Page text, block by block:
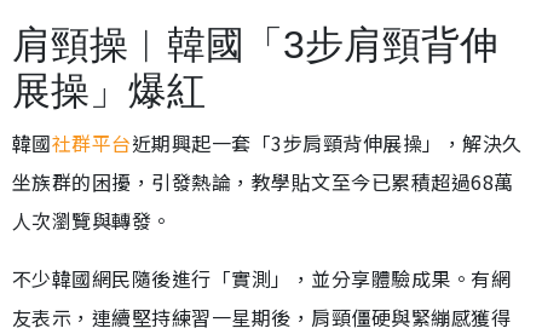
肩頸操︱韓國「3步肩頸背伸
展操」爆紅
韓國社群平台近期興起一套「3步肩頸背伸展操」，解決久
坐族群的困擾，引發熱論，教學貼文至今已累積超過68萬
人次瀏覽與轉發。
不少韓國網民隨後進行「實測」，並分享體驗成果。有網
友表示，連續堅持練習一星期後，肩頸僵硬與緊繃感獲得